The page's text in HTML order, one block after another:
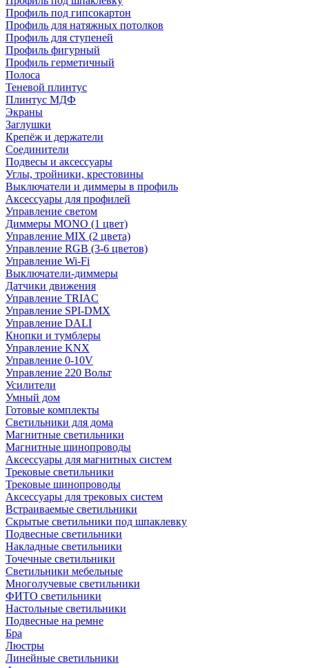
Профиль под гипсокартон
Профиль для натяжных потолков
Профиль для ступеней
Профиль фигурный
Профиль герметичный
Полоса
Теневой плинтус
Плинтус МДФ
Экраны
Заглушки
Крепёж и держатели
Соединители
Подвесы и аксессуары
Углы, тройники, крестовины
Выключатели и диммеры в профиль
Аксессуары для профилей
Управление светом
Диммеры MONO (1 цвет)
Управление MIX (2 цвета)
Управление RGB (3-6 цветов)
Управление Wi-Fi
Выключатели-диммеры
Датчики движения
Управление TRIAC
Управление SPI-DMX
Управление DALI
Кнопки и тумблеры
Управление KNX
Управление 0-10V
Управление 220 Вольт
Усилители
Умный дом
Готовые комплекты
Светильники для дома
Магнитные светильники
Магнитные шинопроводы
Аксессуары для магнитных систем
Трековые светильники
Трековые шинопроводы
Аксессуары для трековых систем
Встраиваемые светильники
Скрытые светильники под шпаклевку
Подвесные светильники
Накладные светильники
Точечные светильники
Светильники мебельные
Многолучевые светильники
ФИТО светильники
Настольные светильники
Подвесные на ремне
Бра
Люстры
Линейные светильники